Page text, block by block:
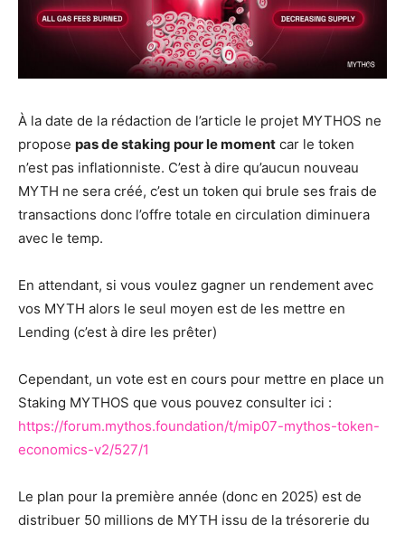
À la date de la rédaction de l’article le projet MYTHOS ne
propose pas de staking pour le moment car le token
n’est pas inflationniste. C’est à dire qu’aucun nouveau
MYTH ne sera créé, c’est un token qui brule ses frais de
transactions donc l’offre totale en circulation diminuera
avec le temp.
En attendant, si vous voulez gagner un rendement avec
vos MYTH alors le seul moyen est de les mettre en
Lending (c’est à dire les prêter)
Cependant, un vote est en cours pour mettre en place un
Staking MYTHOS que vous pouvez consulter ici :
https://forum.mythos.foundation/t/mip07-mythos-token-
economics-v2/527/1
Le plan pour la première année (donc en 2025) est de
distribuer 50 millions de MYTH issu de la trésorerie du